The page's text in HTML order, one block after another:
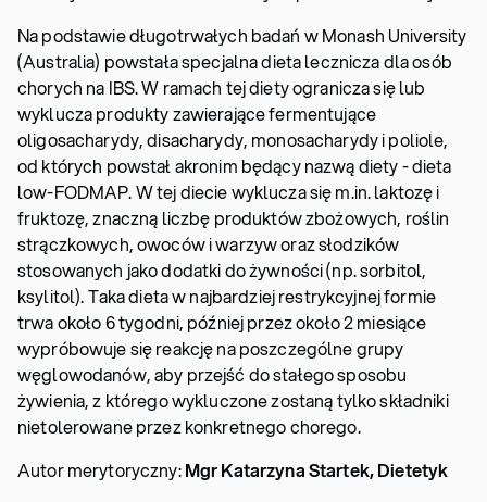
Na podstawie długotrwałych badań w Monash University
(Australia) powstała specjalna dieta lecznicza dla osób
chorych na IBS. W ramach tej diety ogranicza się lub
wyklucza produkty zawierające fermentujące
oligosacharydy, disacharydy, monosacharydy i poliole,
od których powstał akronim będący nazwą diety - dieta
low-FODMAP. W tej diecie wyklucza się m.in. laktozę i
fruktozę, znaczną liczbę produktów zbożowych, roślin
strączkowych, owoców i warzyw oraz słodzików
stosowanych jako dodatki do żywności (np. sorbitol,
ksylitol). Taka dieta w najbardziej restrykcyjnej formie
trwa około 6 tygodni, później przez około 2 miesiące
wypróbowuje się reakcję na poszczególne grupy
węglowodanów, aby przejść do stałego sposobu
żywienia, z którego wykluczone zostaną tylko składniki
nietolerowane przez konkretnego chorego.
Autor merytoryczny:Mgr Katarzyna Startek, Dietetyk